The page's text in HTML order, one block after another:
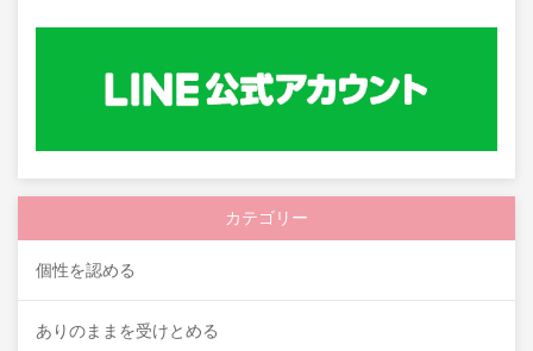
カテゴリー
個性を認める
ありのままを受けとめる